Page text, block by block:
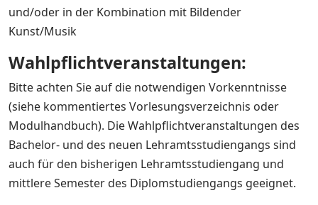
und/oder in der Kombination mit Bildender
Kunst/Musik
Wahlpflichtveranstaltungen:
Bitte achten Sie auf die notwendigen Vorkenntnisse
(siehe kommentiertes Vorlesungsverzeichnis oder
Modulhandbuch). Die Wahlpflichtveranstaltungen des
Bachelor- und des neuen Lehramtsstudiengangs sind
auch für den bisherigen Lehramtsstudiengang und
mittlere Semester des Diplomstudiengangs geeignet.